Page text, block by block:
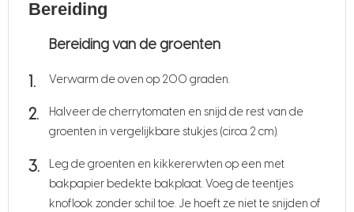
Bereiding
Bereiding van de groenten
Verwarm de oven op 200 graden.
Halveer de cherrytomaten en snijd de rest van de
groenten in vergelijkbare stukjes (circa 2 cm).
Leg de groenten en kikkererwten op een met
bakpapier bedekte bakplaat. Voeg de teentjes
knoflook zonder schil toe. Je hoeft ze niet te snijden of